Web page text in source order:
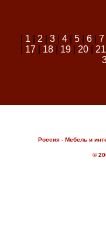
1| 2| 3| 4| 5| 6| 7
17 18| 19| 20| 21
Россия - Мебель и
©